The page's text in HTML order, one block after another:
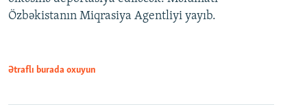
Özbəkistanın Miqrasiya Agentliyi yayıb.
Ətraflı burada oxuyun